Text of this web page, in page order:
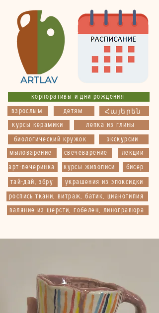
корпоративы и дни рождения
детям
взрослым Հայերեն
украшения из эпоксидки
мыловарение свечеварение
арт-вечеринка бисер
тай-дай, эбру
экскурсии
лепка из глины
роспись ткани, витраж, батик, цианотипия
курсы живописи
лекции
биологический кружок
курсы керамики
валяние из шерсти, гобелен, линогравюра